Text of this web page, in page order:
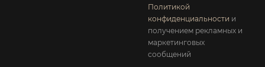
Политикой
конфиденциальности и
получением рекламных и
маркетинговых
сообщений